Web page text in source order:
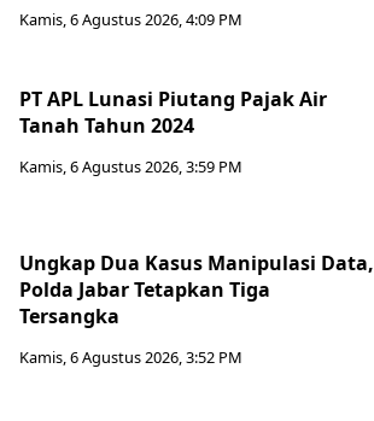
Kamis, 6 Agustus 2026, 4:09 PM
PT APL Lunasi Piutang Pajak Air
Tanah Tahun 2024
Kamis, 6 Agustus 2026, 3:59 PM
Ungkap Dua Kasus Manipulasi Data,
Polda Jabar Tetapkan Tiga
Tersangka
Kamis, 6 Agustus 2026, 3:52 PM